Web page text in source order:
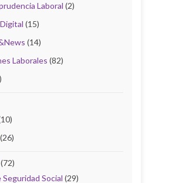
Laboral (2)
(15)
(14)
Laborales (82)
(26)
(72)
Social (29)